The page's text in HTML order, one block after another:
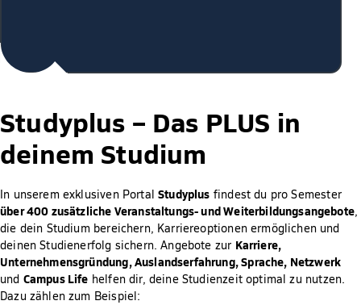
Studyplus – Das PLUS in
deinem Studium
In unserem exklusiven PortalStudyplus findest du pro Semester
über 400 zusätzliche Veranstaltungs- und Weiterbildungsangebote,
die dein Studium bereichern, Karriereoptionen ermöglichen und
deinen Studienerfolg sichern. Angebote zur Karriere,
Unternehmensgründung, Auslandserfahrung, Sprache, Netzwerk
und Campus Life helfen dir, deine Studienzeit optimal zu nutzen.
Dazu zählen zum Beispiel: